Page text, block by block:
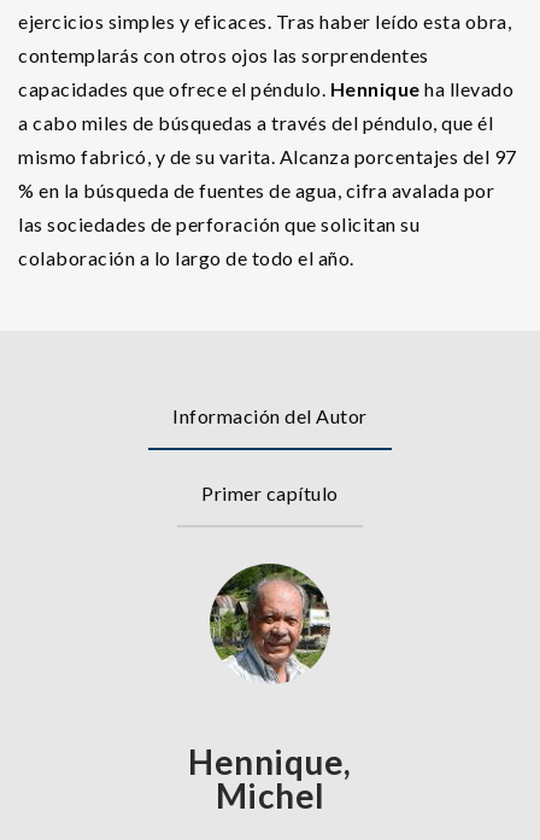
ejercicios simples y eficaces. Tras haber leído esta obra,
contemplarás con otros ojos las sorprendentes
capacidades que ofrece el péndulo. Hennique ha llevado
a cabo miles de búsquedas a través del péndulo, que él
mismo fabricó, y de su varita. Alcanza porcentajes del 97
% en la búsqueda de fuentes de agua, cifra avalada por
las sociedades de perforación que solicitan su
colaboración a lo largo de todo el año.
Información del Autor
Primer capítulo
Hennique,
Michel